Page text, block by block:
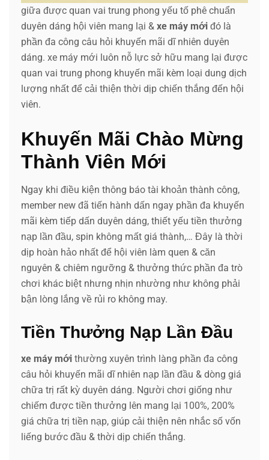
giữa được quan vai trung phong yếu tố phê chuẩn
duyên dáng hội viên mang lại & xe máy mới đó là
phần đa công câu hỏi khuyến mãi dĩ nhiên duyên
dáng. xe máy mới luôn nỗ lực sở hữu mang lại được
quan vai trung phong khuyến mãi kèm loại dung dịch
lượng nhất để cải thiện thời dịp chiến thắng đến hội
viên.
Khuyến Mãi Chào Mừng
Thành Viên Mới
Ngay khi điều kiện thông báo tài khoản thành công,
member new đã tiến hành dấn ngay phần đa khuyến
mãi kèm tiếp dấn duyên dáng, thiết yếu tiền thưởng
nạp lần đầu, spin không mất giá thành,… Đây là thời
dịp hoàn hảo nhất để hội viên làm quen & căn
nguyên & chiêm ngưỡng & thưởng thức phần đa trò
chơi khác biệt nhưng nhịn nhường như không phải
bận lòng lắng về rủi ro không may.
Tiền Thưởng Nạp Lần Đầu
xe máy mới thường xuyên trình làng phần đa công
câu hỏi khuyến mãi dĩ nhiên nạp lần đầu & dòng giá
chữa trị rất kỳ duyên dáng. Người chơi giống như
chiếm được tiền thưởng lên mang lại 100%, 200%
giá chữa trị tiền nạp, giúp cải thiện nên nhắc số vốn
liếng bước đầu & thời dịp chiến thắng.